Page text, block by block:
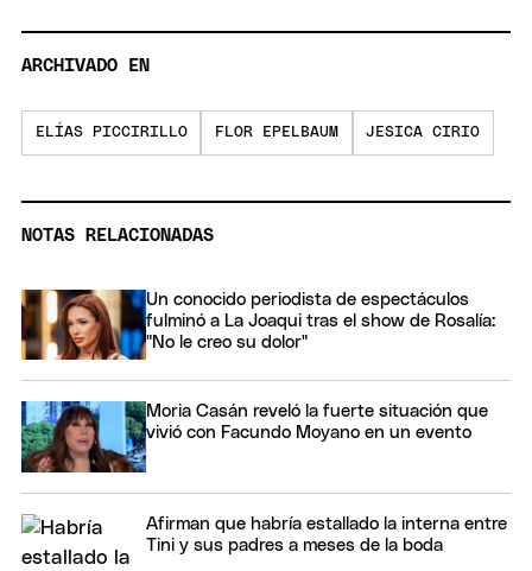
ARCHIVADO EN
ELÍAS PICCIRILLO FLOR EPELBAUM JESICA CIRIO
NOTAS RELACIONADAS
Un conocido periodista de espectáculos
fulminó a La Joaqui tras el show de Rosalía:
"No le creo su dolor"
Moria Casán reveló la fuerte situación que
vivió con Facundo Moyano en un evento
Afirman que habría estallado la interna entre
Tini y sus padres a meses de la boda